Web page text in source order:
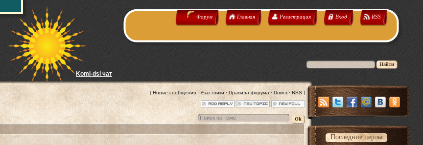
Форум Главная Регистрация Вход RSS
Komi-dsl чат
[ Новые сообщения· Участники · Правила форума · Поиск· RSS]
Последние перлы